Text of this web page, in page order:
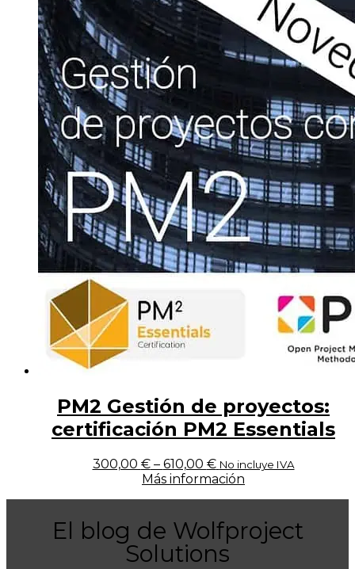
PM2 Gestión de proyectos:
certificación PM2 Essentials
300,00 €– 610,00 € No incluye IVA
Más información
El blog de Wolfproject
Solutions